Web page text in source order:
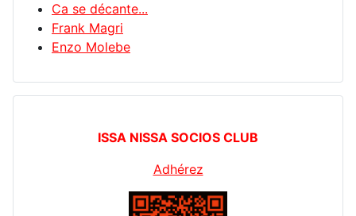
Ca se décante...
Frank Magri
Enzo Molebe
ISSA NISSA SOCIOS CLUB
Adhérez